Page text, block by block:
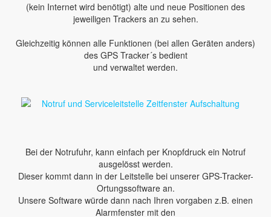
(kein Internet wird benötigt) alte und neue Positionen des
jeweiligen Trackers an zu sehen.
Gleichzeitig können alle Funktionen (bei allen Geräten anders)
des GPS Tracker´s bedient
und verwaltet werden.
Bei der Notrufuhr, kann einfach per Knopfdruck ein Notruf
ausgelösst werden.
Dieser kommt dann in der Leitstelle bei unserer GPS-Tracker-
Ortungssoftware an.
Unsere Software würde dann nach Ihren vorgaben z.B. einen
Alarmfenster mit den